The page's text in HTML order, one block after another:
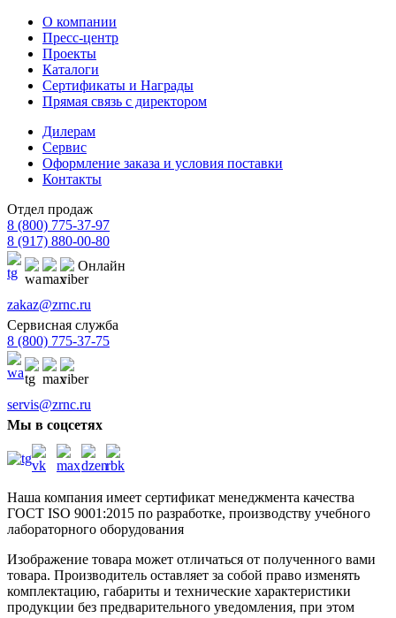
О компании
Пресс-центр
Проекты
Каталоги
Сертификаты и Награды
Прямая связь с директором
Дилерам
Сервис
Оформление заказа и условия поставки
Контакты
Отдел продаж
8 (800) 775-37-97
8 (917) 880-00-80
Онлайн
zakaz@zrnc.ru
Сервисная служба
8 (800) 775-37-75
servis@zrnc.ru
Мы в соцсетях
Наша компания имеет сертификат менеджмента качества
ГОСТ ISO 9001:2015 по разработке, производству учебного
лабораторного оборудования
Изображение товара может отличаться от полученного вами
товара. Производитель оставляет за собой право изменять
комплектацию, габариты и технические характеристики
продукции без предварительного уведомления, при этом